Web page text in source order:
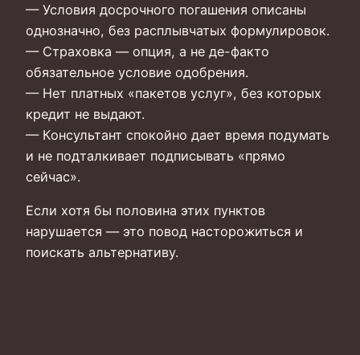
— Условия досрочного погашения описаны
однозначно, без расплывчатых формулировок.
— Страховка — опция, а не де-факто
обязательное условие одобрения.
— Нет платных «пакетов услуг», без которых
кредит не выдают.
— Консультант спокойно дает время подумать
и не подталкивает подписывать «прямо
сейчас».
Если хотя бы половина этих пунктов
нарушается — это повод насторожиться и
поискать альтернативу.